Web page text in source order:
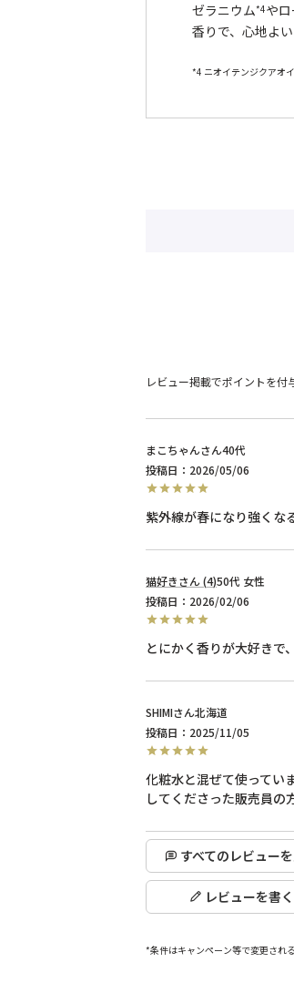
ゼラニウム*4や
香りで、心地よ
*4 ニオイテンジクアオ
レビュー掲載でポイントを付
まこちゃん
40代
投稿日
2026/05/06
猫好き 4 50代 女性
投稿日
2026/02/06
SHIMI
北海道
投稿日
2025/11/05
化粧水と混ぜて使ってい
すべてのレビュー
レビューを書く
*条件はキャンペーン等で変更され